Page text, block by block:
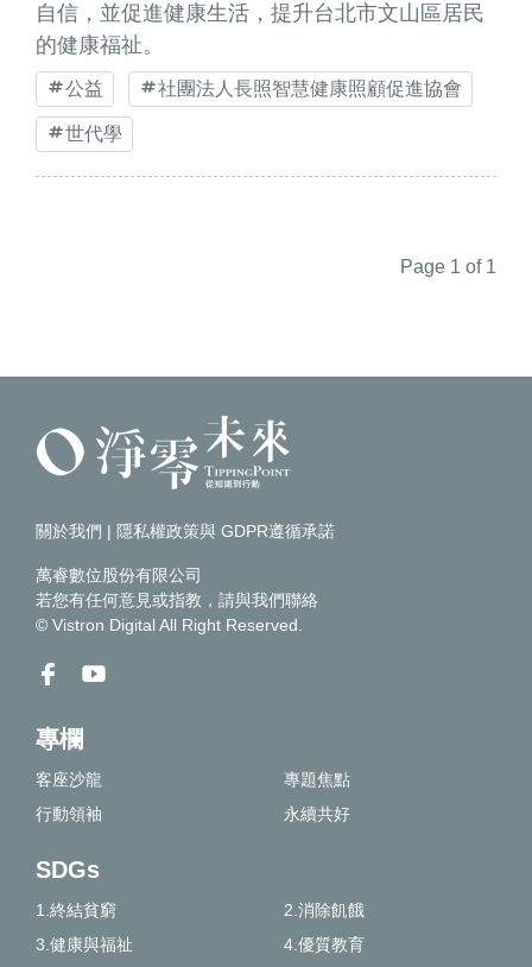
自信，並促進健康生活，提升台北市文山區居民
的健康福祉。
公益 社團法人長照智慧健康照顧促進協會
世代學
Page 1 of 1
關於我們 | 隱私權政策與 GDPR遵循承諾
萬睿數位股份有限公司
若您有任何意見或指教，請與我們聯絡
© Vistron Digital All Right Reserved.
專欄
客座沙龍
專題焦點
行動領袖
永續共好
SDGs
1.終結貧窮
2.消除飢餓
3.健康與福祉
4.優質教育